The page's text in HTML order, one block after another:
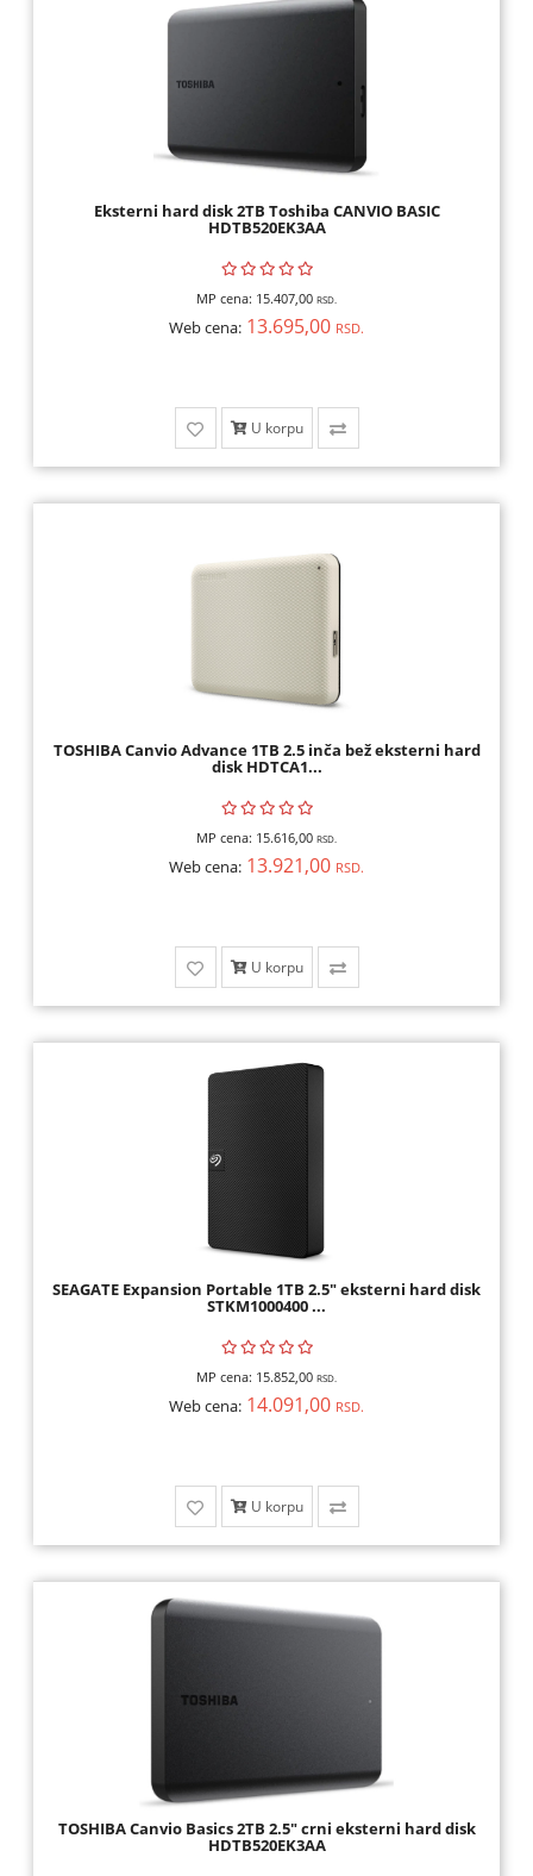
Eksterni hard disk 2TB Toshiba CANVIO BASIC
HDTB520EK3AA
MP cena: 15.407,00 RSD.
Web cena: 13.695,00 RSD.
U korpu
TOSHIBA Canvio Advance 1TB 2.5 inča bež eksterni hard
disk HDTCA1...
MP cena: 15.616,00 RSD.
Web cena: 13.921,00 RSD.
U korpu
SEAGATE Expansion Portable 1TB 2.5" eksterni hard disk
STKM1000400 ...
MP cena: 15.852,00 RSD.
Web cena: 14.091,00 RSD.
U korpu
TOSHIBA Canvio Basics 2TB 2.5" crni eksterni hard disk
HDTB520EK3AA